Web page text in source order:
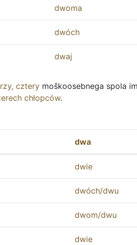
dwoma
dwóch
dwaj
, cztery moškoosebnega spola
chłopców.
dwa
dwie
dwóch/dwu
dwom/dwu
dwie